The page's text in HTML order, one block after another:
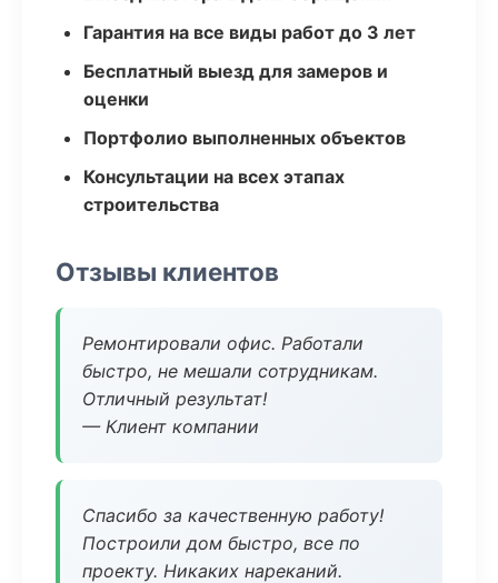
Гарантия на все виды работ до 3 лет
Бесплатный выезд для замеров и
оценки
Портфолио выполненных объектов
Консультации на всех этапах
строительства
Отзывы клиентов
Ремонтировали офис. Работали
быстро, не мешали сотрудникам.
Отличный результат!
— Клиент компании
Спасибо за качественную работу!
Построили дом быстро, все по
проекту. Никаких нареканий.